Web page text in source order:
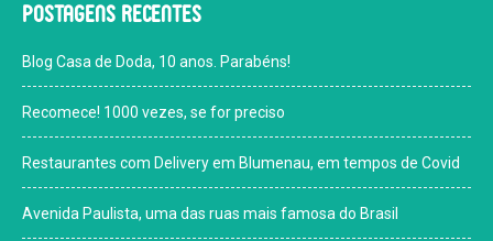
Postagens recentes
Blog Casa de Doda, 10 anos. Parabéns!
Recomece! 1000 vezes, se for preciso
Restaurantes com Delivery em Blumenau, em tempos de Covid
Avenida Paulista, uma das ruas mais famosa do Brasil